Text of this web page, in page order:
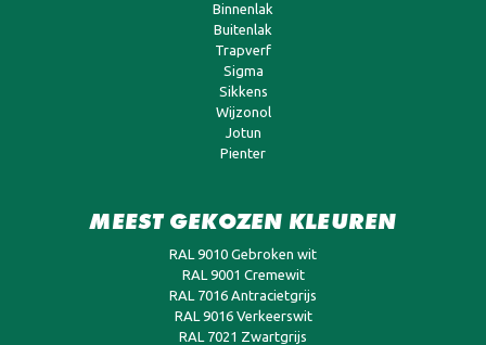
Binnenlak
Buitenlak
Trapverf
Sigma
Sikkens
Wijzonol
Jotun
Pienter
MEEST GEKOZEN KLEUREN
RAL 9010 Gebroken wit
RAL 9001 Cremewit
RAL 7016 Antracietgrijs
RAL 9016 Verkeerswit
RAL 7021 Zwartgrijs